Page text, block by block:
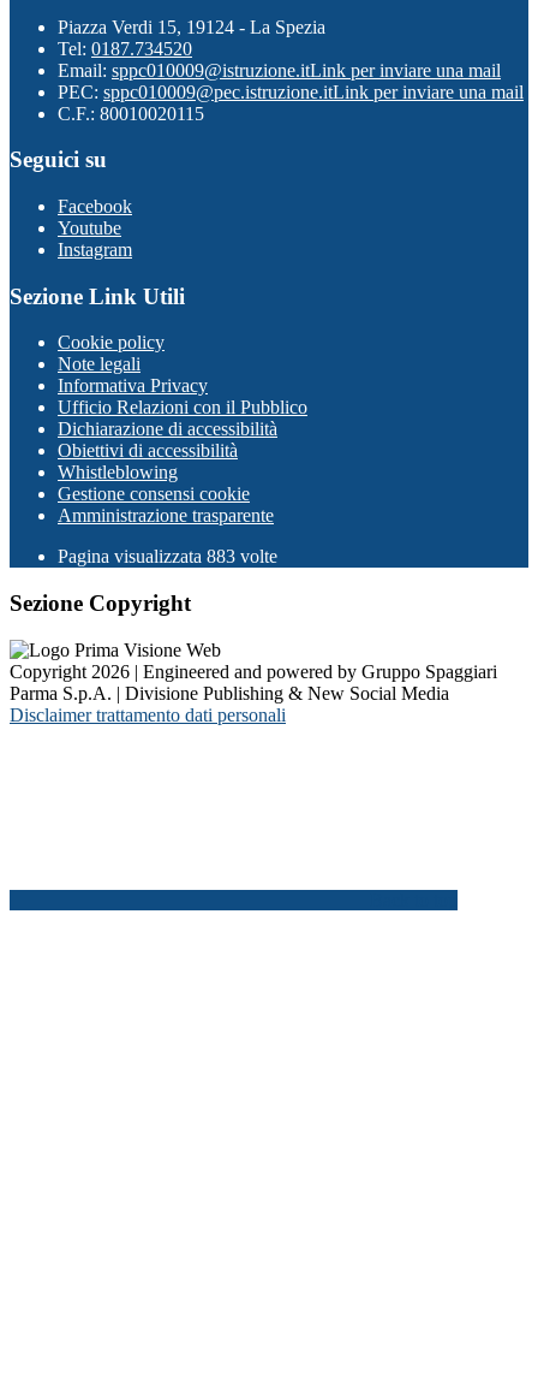
Piazza Verdi 15, 19124 - La Spezia
Tel: 0187.734520
Email: sppc010009@istruzione.itLink per inviare una mail
PEC: sppc010009@pec.istruzione.itLink per inviare una mail
C.F.: 80010020115
Seguici su
Facebook
Youtube
Instagram
Sezione Link Utili
Cookie policy
Note legali
Informativa Privacy
Ufficio Relazioni con il Pubblico
Dichiarazione di accessibilità
Obiettivi di accessibilità
Whistleblowing
Gestione consensi cookie
Amministrazione trasparente
Pagina visualizzata 883 volte
Sezione Copyright
Copyright 2026 | Engineered and powered by Gruppo Spaggiari
Parma S.p.A. | Divisione Publishing & New Social Media
Disclaimer trattamento dati personali